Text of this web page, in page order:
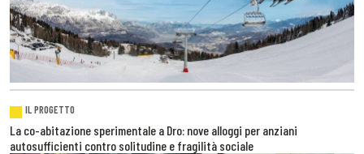
IL PROGETTO
La co-abitazione sperimentale a Dro: nove alloggi per anziani
autosufficienti contro solitudine e fragilità sociale